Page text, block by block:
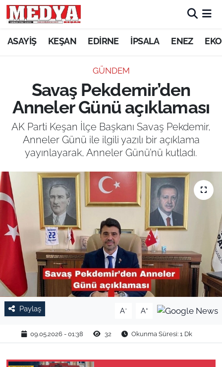
ASAYİŞ KEŞAN EDİRNE İPSALA ENEZ
GÜNDEM
Savaş Pekdemir’den
Anneler Günü açıklaması
AK Parti Keşan İlçe Başkanı Savaş Pekdemir,
Anneler Günü ile ilgili yazılı bir açıklama
yayınlayarak, Anneler Günü’nü kutladı.
Paylaş A- A+
09.05.2026 - 01:38 32 Okunma Süresi: 1 Dk
KEŞAN
ASAYİŞ
SİYASET
GÜNDEM
SAĞLIK
EĞİTİM
TARIM VE HAYVANCILIK
KÜLTÜR SANAT
RESMİ İLAN
SPOR
YAŞAM